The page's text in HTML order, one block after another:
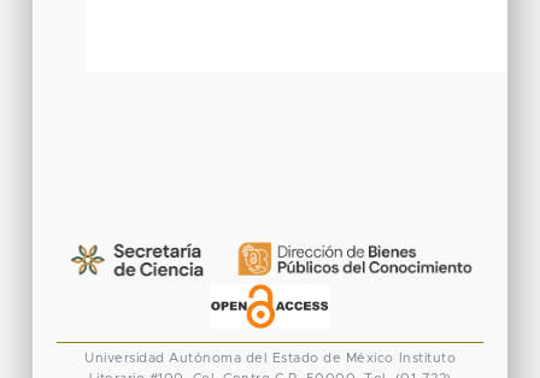
Universidad Autónoma del Estado de México
Instituto